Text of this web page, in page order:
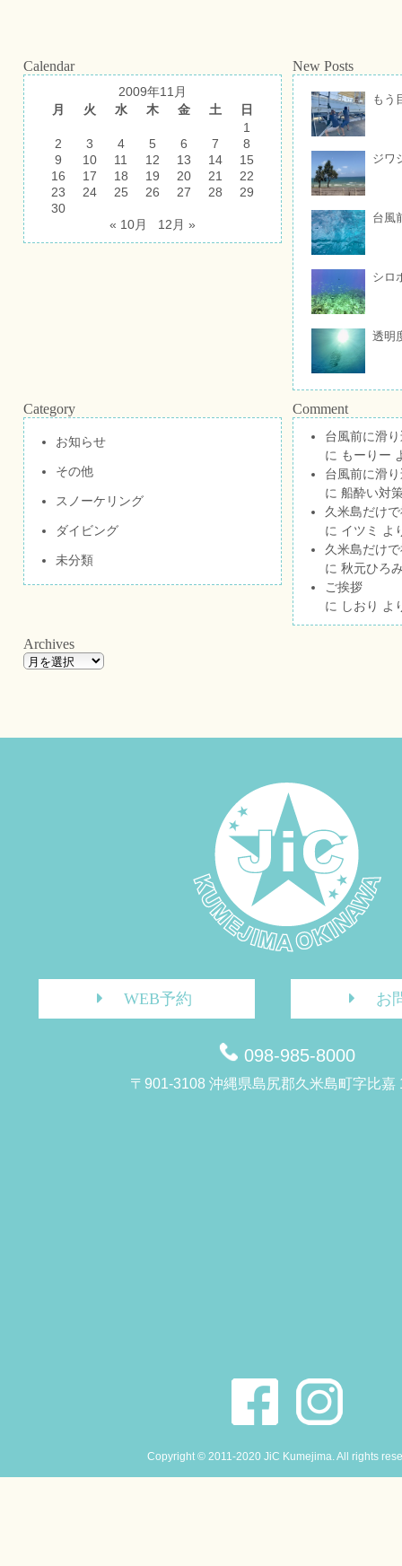
Calendar
2009年11月
月
火 水 木 金 土
日
1
2
3 4 5 6 7
8
9
10 11 12 13 14
15
16
17 18 19 20 21
22
23
24 25 26 27 28
29
30
« 10月
12月 »
New Posts
もう
ジワ
台風
シロ
透明
Category
お知らせ
その他
スノーケリング
ダイビング
未分類
Comment
台風前に滑
に もーりー
台風前に滑
に 船酔い対
久米島だけ
に イツミ
よ
久米島だけ
に 秋元ひろ
ご挨拶
に しおり よ
Archives
WEB予約 お
098-985-8000
〒901-3108 沖縄県島尻郡久米島町字比嘉
Copyright © 2011-2020 JiC Kumejima. All rights